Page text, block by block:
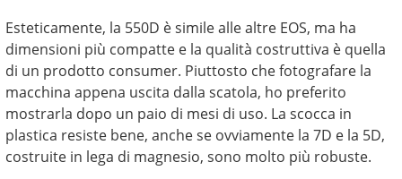
Esteticamente, la 550D è simile alle altre EOS, ma ha
dimensioni più compatte e la qualità costruttiva è quella
di un prodotto consumer. Piuttosto che fotografare la
macchina appena uscita dalla scatola, ho preferito
mostrarla dopo un paio di mesi di uso. La scocca in
plastica resiste bene, anche se ovviamente la 7D e la 5D,
costruite in lega di magnesio, sono molto più robuste.